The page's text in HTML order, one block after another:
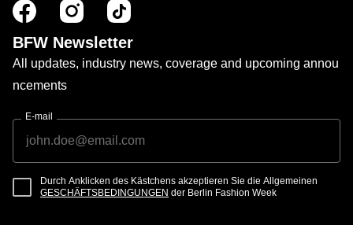
BFW Newsletter
All updates, industry news, coverage and upcoming annou
ncements
E-mail
Durch Anklicken des Kästchens akzeptieren Sie die Allgemeinen
GESCHÄFTSBEDINGUNGEN der Berlin Fashion Week